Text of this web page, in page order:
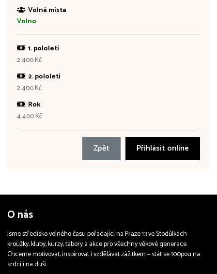
Volná místa
Volno
1. pololetí
2 400 Kč
2. pololetí
2 400 Kč
Rok
4 400 Kč
Přihlásit online
Zpět
O nás
Jsme středisko volného času pořádající na Praze 13 ve Stodůlkách
kroužky, kluby, kurzy, tábory a akce pro všechny věkové generace.
Chceme motivovat, inspirovat i vzdělávat zážitkem – stát se 100pou na
srdci i na duši.